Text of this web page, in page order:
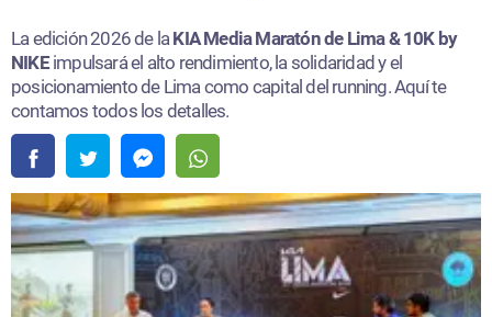
La edición 2026 de la KIA Media Maratón de Lima & 10K by
NIKEimpulsará el alto rendimiento, la solidaridad y el
posicionamiento de Lima como capital del running. Aquí te
contamos todos los detalles.